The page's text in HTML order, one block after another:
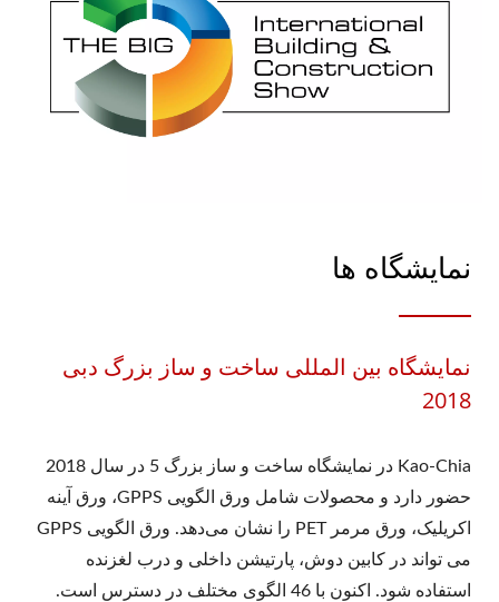
نمایشگاه ها
نمایشگاه بین المللی ساخت و ساز بزرگ دبی
2018
Kao-Chia در نمایشگاه ساخت و ساز بزرگ 5 در سال 2018
حضور دارد و محصولات شامل ورق الگویی GPPS، ورق آینه
اکریلیک، ورق مرمر PET را نشان می‌دهد. ورق الگویی GPPS
می تواند در کابین دوش، پارتیشن داخلی و درب لغزنده
استفاده شود. اکنون با 46 الگوی مختلف در دسترس است.